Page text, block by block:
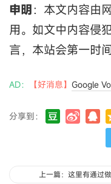
申明：本文内容由
用。如文中内容侵
言，本站会第一时
AD： 【好消息】 Google
分享到：
上一篇：这里有通过